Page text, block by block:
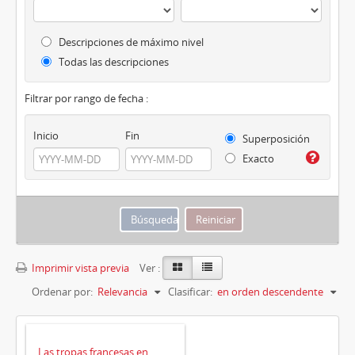
Descripciones de máximo nivel
Todas las descripciones
Filtrar por rango de fecha :
Inicio Fin
Superposición
Exacto
Imprimir vista previa
Ver :
Ordenar por: Relevancia Clasificar: en orden descendente
Las tropas francesas en